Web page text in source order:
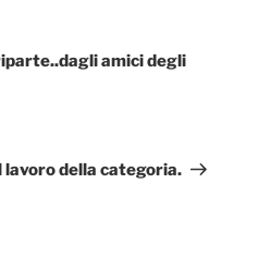
amici degli
della categoria.